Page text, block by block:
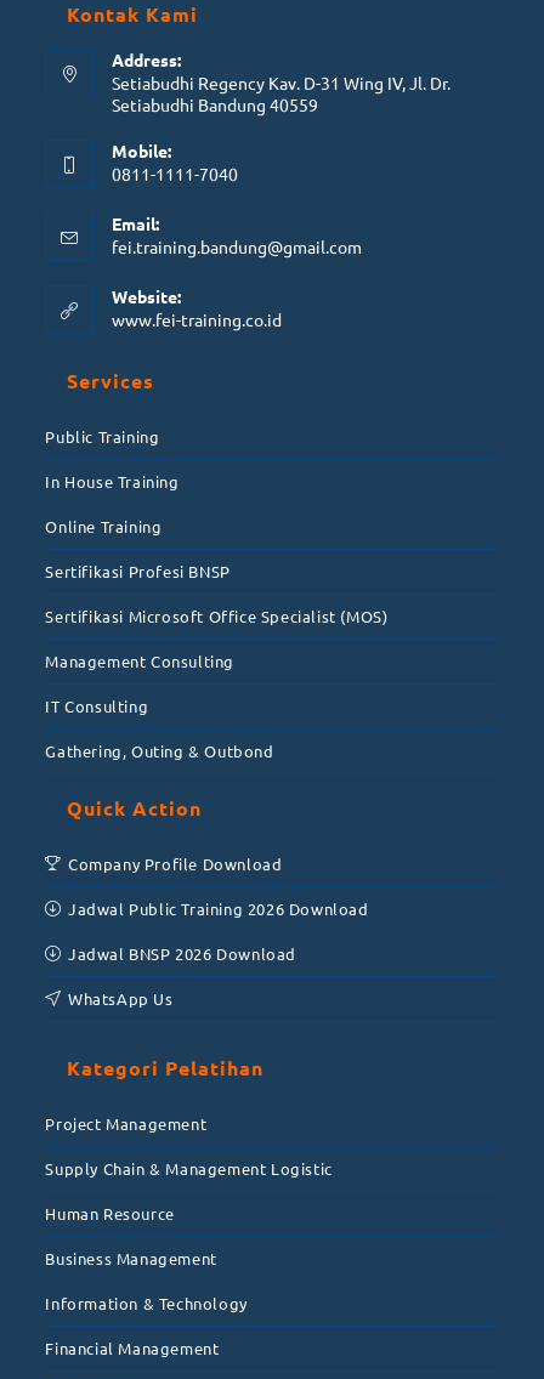
Kontak Kami
Address:
Setiabudhi Regency Kav. D-31 Wing IV, Jl. Dr.
Setiabudhi Bandung 40559
Mobile:
0811-1111-7040
Email:
fei.training.bandung@gmail.com
Website:
www.fei-training.co.id
Services
Public Training
In House Training
Online Training
Sertifikasi Profesi BNSP
Sertifikasi Microsoft Office Specialist (MOS)
Management Consulting
IT Consulting
Gathering, Outing & Outbond
Quick Action
Company Profile Download
Jadwal Public Training 2026 Download
Jadwal BNSP 2026 Download
WhatsApp Us
Kategori Pelatihan
Project Management
Supply Chain & Management Logistic
Human Resource
Business Management
Information & Technology
Financial Management